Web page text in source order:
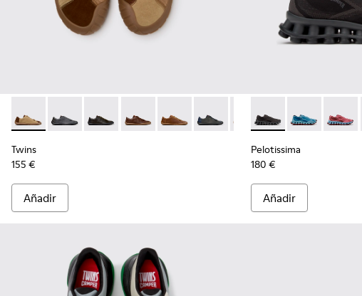
Twins - K101114-014 - Zapatos de ante marrones para hombre.
Twins - K101114-013 - Zapatos de piel grises para hombre.
Twins - K101114-012
Twins - K101114-011
Twins - K101114-010
Twins - K101114-009
Twins - K101114-007
Twins - K101114-
Twins -
Twins
155 €
Añadir
Pelotissima -Pelotissima -
Pelotissima
180 €
Añadir